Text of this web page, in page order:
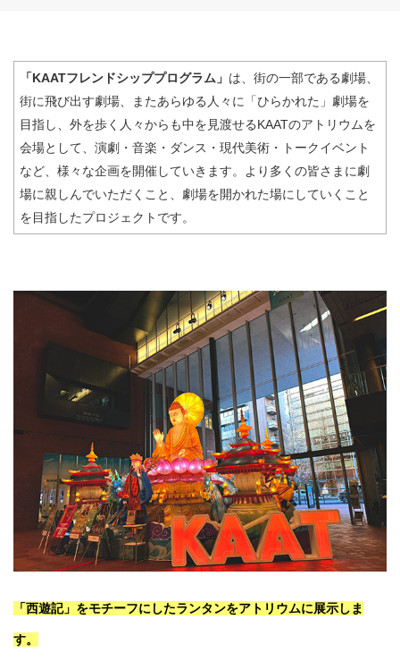
「KAATフレンドシッププログラム」 は、街の一部である劇場、
街に飛び出す劇場、またあらゆる人々に「ひらかれた」劇場を
目指し、外を歩く人々からも中を見渡せるKAATのアトリウムを
会場として、演劇・音楽・ダンス・現代美術・トークイベント
など、様々な企画を開催していきます。より多くの皆さまに劇
場に親しんでいただくこと、劇場を開かれた場にしていくこと
を目指したプロジェクトです。
「西遊記」をモチーフにしたランタンをアトリウムに展示しま
す。